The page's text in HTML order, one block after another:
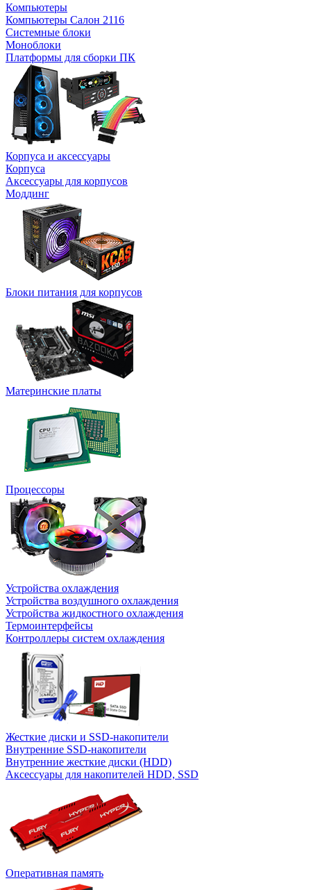
Компьютеры
Компьютеры Салон 2116
Системные блоки
Моноблоки
Платформы для сборки ПК
Корпуса и аксессуары
Корпуса
Аксессуары для корпусов
Моддинг
Блоки питания для корпусов
Материнские платы
Процессоры
Устройства охлаждения
Устройства воздушного охлаждения
Устройства жидкостного охлаждения
Термоинтерфейсы
Контроллеры систем охлаждения
Жесткие диски и SSD-накопители
Внутренние SSD-накопители
Внутренние жесткие диски (HDD)
Аксессуары для накопителей HDD, SSD
Оперативная память